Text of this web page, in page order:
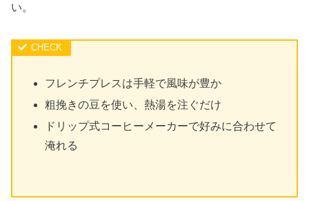
い。
フレンチプレスは手軽で風味が豊か
粗挽きの豆を使い、熱湯を注ぐだけ
ドリップ式コーヒーメーカーで好みに合わせて
淹れる